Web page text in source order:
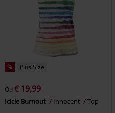
% Plus Size
Od € 19,99
Icicle Burnout Innocent Top